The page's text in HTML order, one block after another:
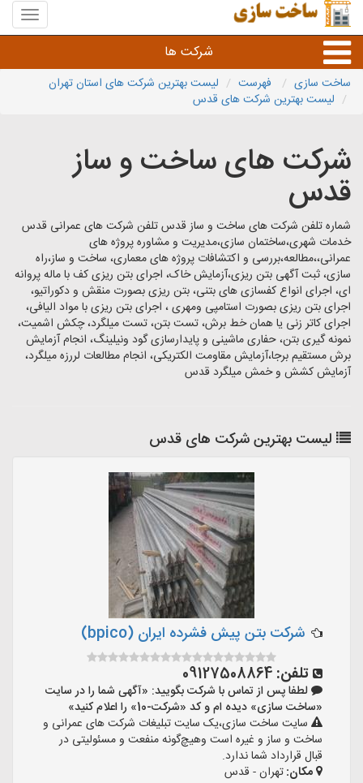
منوی
سایت
سازی
شرکت ها
راه سازی و ساختمان سازی
خدمات عمرانی و شهری
ساخت سازی فهرست
لیست بهترین شرکت های استان تهران
لیست بهترین شرکت های قدس
شرکت های ساخت و ساز
قدس
شماره تلفن شرکت های ساخت و ساز قدس تلفن شرکت های عمرانی قدس
خدمات شهری،ساختمان سازی،مدیریت و مشاوره پروژه های
عمرانی،،مطالعه،بررسی و اکتشافات پروژه های معماری، ساخت و ساز،راه
سازی، ثبت آگهی بتن ریزی،آزمایش خاک، اجرای بتن ریزی کف با ماله پروانه
ای، اجرای انواع کفسازی های بتنی، بتن ریزی بصورت منقش و دکوراتیو،
اجرای بتن ریزی بصورت استامپی ومهری ، اجرای بتن ریزی با مواد الیافی،
اجرای کاتر زنی یا همان خط برش، تست بتن، تست میلگرد، چکش اشمیت،
نمونه گیری بتن، حفاری ماشینی و پایدارسازی گود ونیلینگ، انجام آزمایش
برش مستقیم برجا،آزمایش مقاومت الکتریکی، انجام مطالعات لررزه میلگرد،
آزمایش کشش و خمش میلگرد قدس
لیست بهترین شرکت های قدس
شرکت بتن پیش فشرده ایران (bpico)
تلفن: 09127508864
لطفا پس از تماس با شرکت بگویید: «آگهی شما را در سایت
«ساخت سازی» دیده ام و کد «شرکت-10» را اعلام کنید»
سایت ساخت سازی،یک سایت تبلیغات شرکت های عمرانی و
ساخت و ساز و غیره است وهیچ‌گونه منفعت و مسئولیتی در
قبال قرارداد شما ندارد.
مکان:تهران - قدس